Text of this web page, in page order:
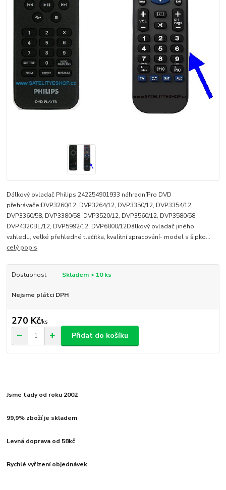
Dálkový ovladač Philips 242254901933 náhradníPro DVD
přehrávače:DVP3260/12, DVP3264/12, DVP3350/12, DVP3354/12,
DVP3360/58, DVP3380/58, DVP3520/12, DVP3560/12, DVP3580/58,
DVP4320BL/12, DVP5992/12, DVP6800/12Dálkový ovladač jiného
vzhledu, velké přehledné tlačítka, kvalitní zpracování- model s šipko...
celý popis
Dostupnost Skladem > 10 ks
Nejsme plátci DPH
270 Kč/ks
Přidat do košíku
Jsme tady od roku 2002
99,9% zboží je skladem
Levná doprava od 58kč
Rychlé vyřízení objednávek